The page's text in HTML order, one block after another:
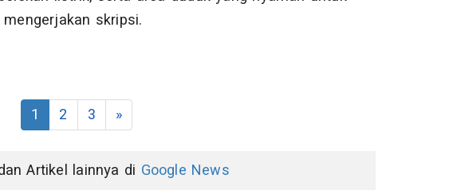
skripsi.
1 2 3 »
Artikel lainnya di Google News